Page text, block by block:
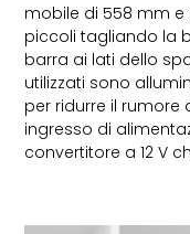
mobile di 558 mm
piccoli tagliando la
barra ai lati dello
utilizzati sono
per ridurre il rumore
ingresso di
convertitore a 12 V